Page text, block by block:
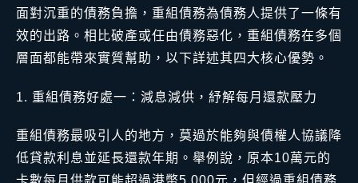
面對沉重的債務負擔，重組債務為債務人提供了一條有
效的出路。相比破產或任由債務惡化，重組債務在多個
層面都能帶來實質幫助，以下詳述其四大核心優勢。
重組債務好處一：減息減供，紓解每月還款壓力
重組債務最吸引人的地方，莫過於能夠與債權人協議降
低貸款利息並延長還款年期。舉例說，原本10萬元的
卡數每月供款可能超過港幣5,000元，但經過重組債務